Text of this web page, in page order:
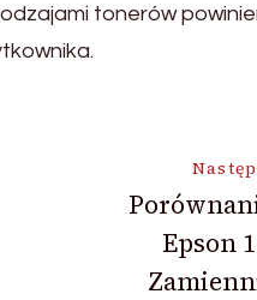
tonerów
Epson